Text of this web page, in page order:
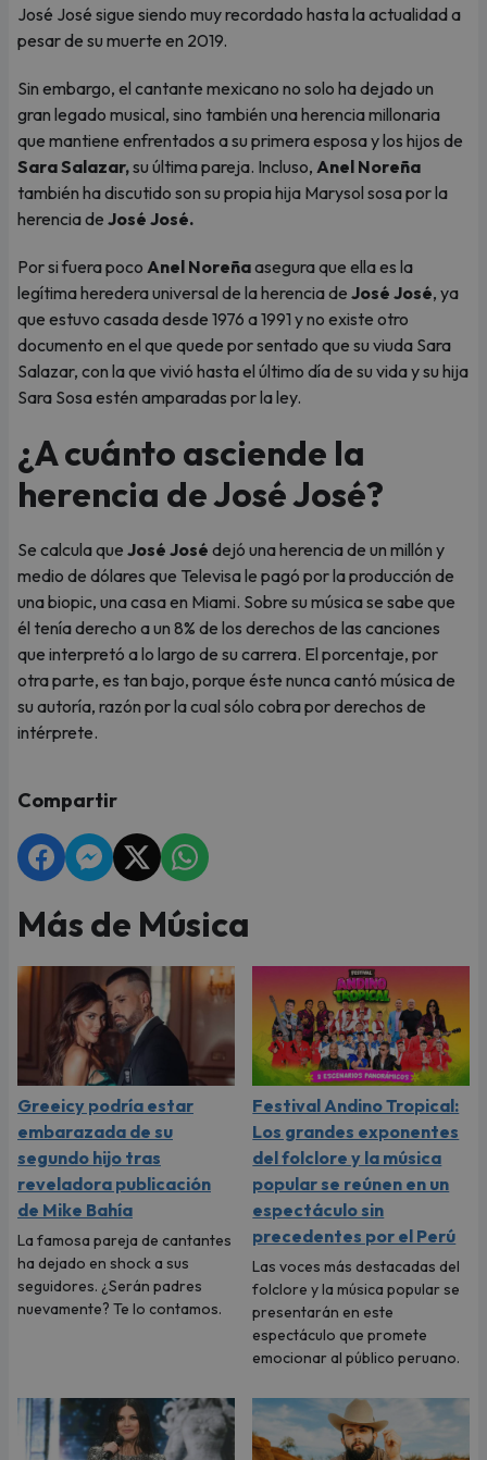
José José sigue siendo muy recordado hasta la actualidad a
pesar de su muerte en 2019.
Sin embargo, el cantante mexicano no solo ha dejado un
gran legado musical, sino también una herencia millonaria
que mantiene enfrentados a su primera esposa y los hijos de
Sara Salazar,su última pareja. Incluso, Anel Noreña
también ha discutido son su propia hija Marysol sosa por la
herencia de José José.
Por si fuera poco Anel Noreñaasegura que ella es la
legítima heredera universal de la herencia de José José, ya
que estuvo casada desde 1976 a 1991 y no existe otro
documento en el que quede por sentado que su viuda Sara
Salazar, con la que vivió hasta el último día de su vida y su hija
Sara Sosa estén amparadas por la ley.
¿A cuánto asciende la
herencia de José José?
Se calcula que José José dejó una herencia de un millón y
medio de dólares que Televisa le pagó por la producción de
una biopic, una casa en Miami. Sobre su música se sabe que
él tenía derecho a un 8% de los derechos de las canciones
que interpretó a lo largo de su carrera. El porcentaje, por
otra parte, es tan bajo, porque éste nunca cantó música de
su autoría, razón por la cual sólo cobra por derechos de
intérprete.
Compartir
Más de Música
Greeicy podría estar
embarazada de su
segundo hijo tras
reveladora publicación
de Mike Bahía
La famosa pareja de cantantes
ha dejado en shock a sus
seguidores. ¿Serán padres
nuevamente? Te lo contamos.
Festival Andino Tropical:
Los grandes exponentes
del folclore y la música
popular se reúnen en un
espectáculo sin
precedentes por el Perú
Las voces más destacadas del
folclore y la música popular se
presentarán en este
espectáculo que promete
emocionar al público peruano.